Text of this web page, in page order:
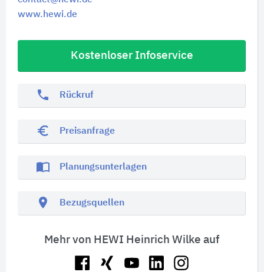
www.hewi.de
Kostenloser Infoservice
phone Rückruf
euro_symbol Preisanfrage
import_contacts Planungsunterlagen
location_on Bezugsquellen
Mehr von HEWI Heinrich Wilke auf